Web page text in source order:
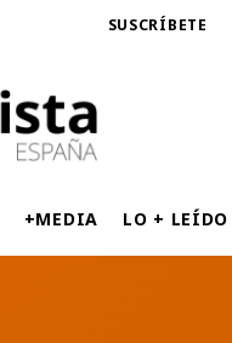
SUSCRÍBETE
+MEDIA LO + LEÍDO